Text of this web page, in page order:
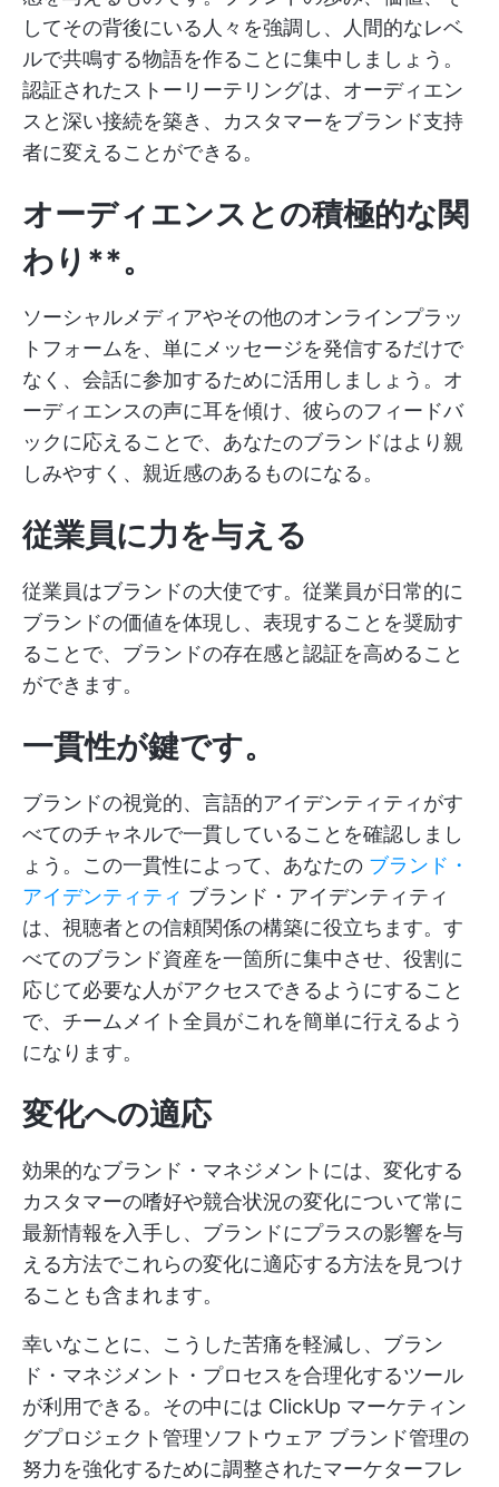
してその背後にいる人々を強調し、人間的なレベ
ルで共鳴する物語を作ることに集中しましょう。
認証されたストーリーテリングは、オーディエン
スと深い接続を築き、カスタマーをブランド支持
者に変えることができる。
オーディエンスとの積極的な関
わり**。
ソーシャルメディアやその他のオンラインプラッ
トフォームを、単にメッセージを発信するだけで
なく、会話に参加するために活用しましょう。オ
ーディエンスの声に耳を傾け、彼らのフィードバ
ックに応えることで、あなたのブランドはより親
しみやすく、親近感のあるものになる。
従業員に力を与える
従業員はブランドの大使です。従業員が日常的に
ブランドの価値を体現し、表現することを奨励す
ることで、ブランドの存在感と認証を高めること
ができます。
一貫性が鍵です。
ブランドの視覚的、言語的アイデンティティがす
べてのチャネルで一貫していることを確認しまし
ょう。この一貫性によって、あなたの ブランド・
アイデンティティ ブランド・アイデンティティ
は、視聴者との信頼関係の構築に役立ちます。す
べてのブランド資産を一箇所に集中させ、役割に
応じて必要な人がアクセスできるようにすること
で、チームメイト全員がこれを簡単に行えるよう
になります。
変化への適応
効果的なブランド・マネジメントには、変化する
カスタマーの嗜好や競合状況の変化について常に
最新情報を入手し、ブランドにプラスの影響を与
える方法でこれらの変化に適応する方法を見つけ
ることも含まれます。
幸いなことに、こうした苦痛を軽減し、ブラン
ド・マネジメント・プロセスを合理化するツール
が利用できる。その中には ClickUp マーケティン
グプロジェクト管理ソフトウェア ブランド管理の
努力を強化するために調整されたマーケターフレ